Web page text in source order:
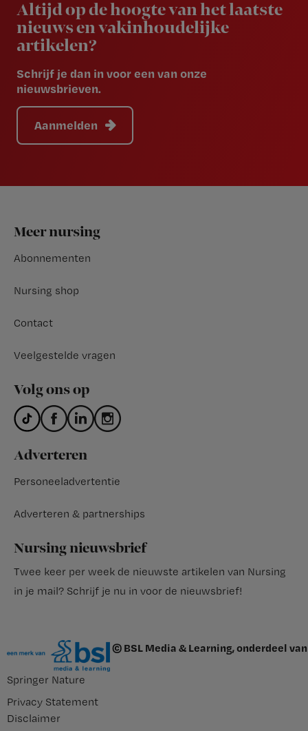
Altijd op de hoogte van het laatste
nieuws en vakinhoudelijke
artikelen?
Schrijf je dan in voor een van onze
nieuwsbrieven.
Aanmelden
Footer
Meer nursing
Abonnementen
Nursing shop
Contact
Veelgestelde vragen
Volg ons op
Adverteren
Personeeladvertentie
Adverteren & partnerships
Nursing nieuwsbrief
Twee keer per week de nieuwste artikelen van Nursing
in je mail? Schrijf je nu in voor de nieuwsbrief!
© BSL Media & Learning, onderdeel van
Springer Nature
Privacy Statement
Disclaimer